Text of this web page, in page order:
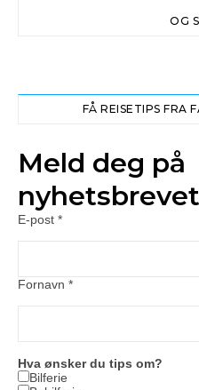
OG
FÅ REISETIPS FRA
Meld deg på
E-post *
Fornavn *
Hva ønsker du tips om?
Bilferie